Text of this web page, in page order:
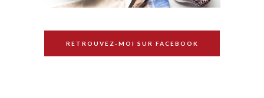
RETROUVEZ-MOI SUR FACEBOOK